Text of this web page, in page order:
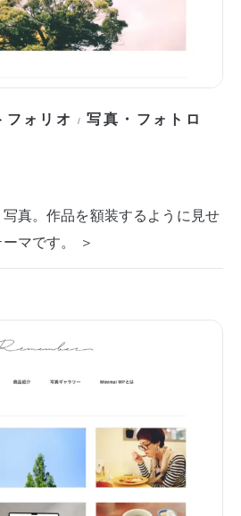
フォリオ /写真・フォトロ
真。作品を額装するように見せ
マです。 ＞